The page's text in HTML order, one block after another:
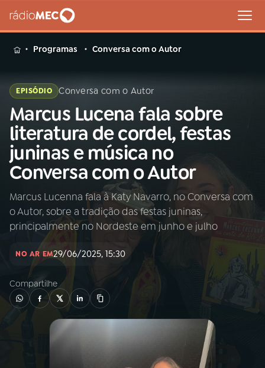
MENU
Buscar
na
Rádio
MEC
Buscar
Início AO VIVO
01 INÍCIO
02A RÁDIO
03PROGRAMAÇÃO
PROGRAMAS
Programas Conversa com o Autor
EPISÓDIO Conversa com o Autor
Marcus Lucena fala sobre
literatura de cordel, festas
juninas e música no
Conversa com o Autor
Marcus Lucenna fala à Katy Navarro, no Conversa com
o Autor, sobre a tradição das festas juninas,
principalmente no Nordeste em junho e julho
NO AR EM29/06/2025, 15:30
Compartilhe